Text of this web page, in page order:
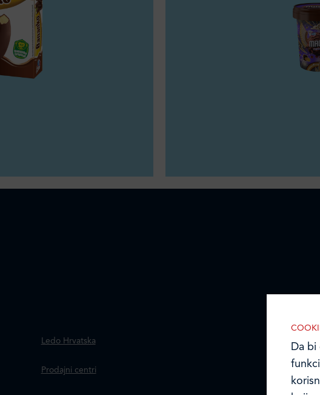
Ledo Hrvatska
Prodajni centri
Da bi